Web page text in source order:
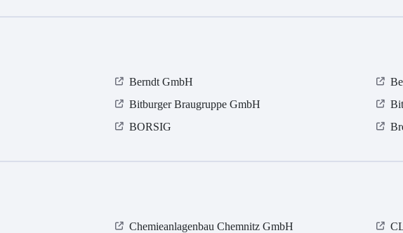
Berndt GmbH
Bitburger Braugruppe GmbH
BORSIG
Chemieanlagenbau Chemnitz GmbH